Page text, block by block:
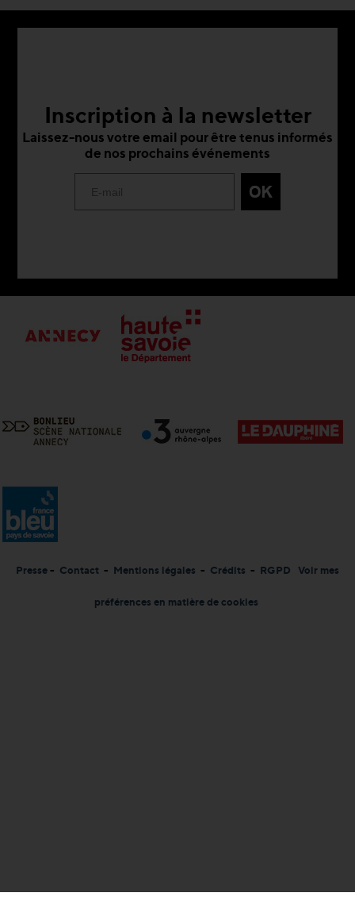
Inscription à la newsletter
Laissez-nous votre email pour être tenus informés
de nos prochains événements
Presse- Contact - Mentions légales - Crédits - RGPD Voir mes
préférences en matière de cookies